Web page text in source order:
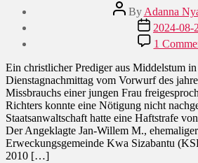
Post
author
By Adanna
Post
date
2024-08-
1
Ein christlicher Prediger aus Middelstum
Dienstagnachmittag vom Vorwurf des
Missbrauchs einer jungen Frau
Richters konnte eine Nötigung nicht
Staatsanwaltschaft hatte eine Haftstrafe
Der Angeklagte Jan-Willem M.,
Erweckungsgemeinde Kwa Sizabantu
2010 […]